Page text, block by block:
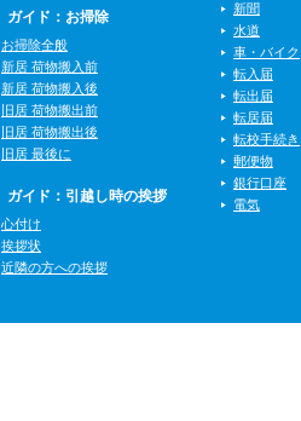
ガイド：お掃除
お掃除全般
新居 荷物搬入前
新居 荷物搬入後
旧居 荷物搬出前
旧居 荷物搬出後
旧居 最後に
ガイド：引越し時の挨拶
心付け
挨拶状
近隣の方への挨拶
新聞
水道
車・バイク
転入届
転出届
転居届
転校手続き
郵便物
銀行口座
電気